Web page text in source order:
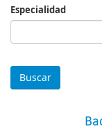
Especialidad